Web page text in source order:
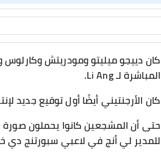
كان دييجو ميليتو ومودريتش وكارلوس
المباشرة لـ Li Ang.
كان الأرجنتيني أيضًا أول توقيع جديد
حتى أن المشجعين كانوا يحملون صورة
للمدير لي أنج في لاعبي سبورتنج دي